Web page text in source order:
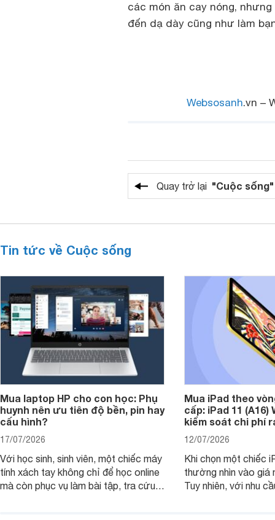
các món ăn cay nóng,
đến dạ dày cũng như làm
Websosanh.vn –
Quay trở lại "Cuộc sống"
Tin tức về Cuộc sống
Mua laptop HP cho con học: Phụ
huynh nên ưu tiên độ bền, pin hay
cấu hình?
17/07/2026
Với học sinh, sinh viên, một chiếc máy
tính xách tay không chỉ để học online
mà còn phục vụ làm bài tập, tra cứu,
Mua iPad theo
cấp: iPad 11 (A16)
kiểm soát chi phí
12/07/2026
Khi chọn một chiếc
thường nhìn vào
Tuy nhiên, với nhu